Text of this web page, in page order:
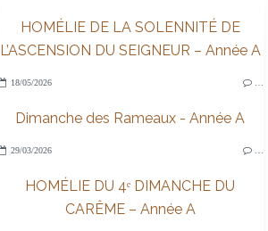
HOMÉLIE DE LA SOLENNITÉ DE
L’ASCENSION DU SEIGNEUR – Année A
18/05/2026
Dimanche des Rameaux - Année A
29/03/2026
HOMÉLIE DU 4ᵉ DIMANCHE DU
CARÊME – Année A